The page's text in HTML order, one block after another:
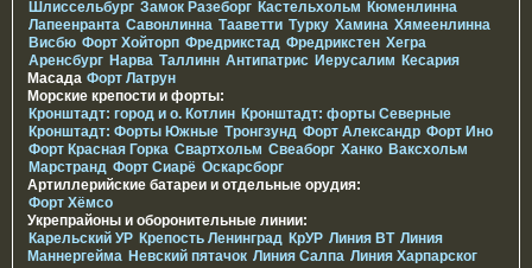
Шлиссельбург Замок Разеборг Кастельхольм Кюменлинна
Лапеенранта Савонлинна Тааветти Турку Хамина Хямеенлинна
Висбю Форт Хойторп Фредрикстад Фредрикстен Хегра
Аренсбург Нарва Таллинн Антипатрис Иерусалим Кесария
Масада Форт Латрун
Морские крепости и форты:
Кронштадт: город и о. Котлин Кронштадт: форты Северные
Кронштадт: Форты Южные Тронгзунд Форт Александр Форт Ино
Форт Красная Горка Свартхольм Свеаборг Ханко Ваксхольм
Марстранд Форт Сиарё Оскарсборг
Артиллерийские батареи и отдельные орудия:
Форт Хёмсо
Укрепрайоны и оборонительные линии:
Карельский УР Крепость Ленинград КрУР Линия ВТ Линия
Маннергейма Невский пятачок Линия Салпа Линия Харпарског